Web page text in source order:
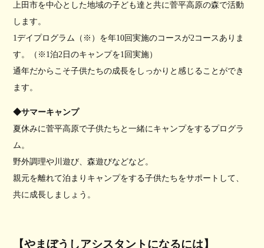
上田市を中心とした地域の子ども達と共に菅平高原の森で活動
します。
1デイプログラム（※）を年10回実施のコースが2コースありま
す。（※1泊2日のキャンプを1回実施）
通年だからこそ子供たちの成長をしっかりと感じることができ
ます。
◆サマーキャンプ
夏休みに菅平高原で子供たちと一緒にキャンプをするプログラ
ム。
野外調理や川遊び、森遊びなどなど。
親元を離れて泊まりキャンプをする子供たちをサポートして、
共に成長しましょう。
【やまぼうしアシスタントになるには】